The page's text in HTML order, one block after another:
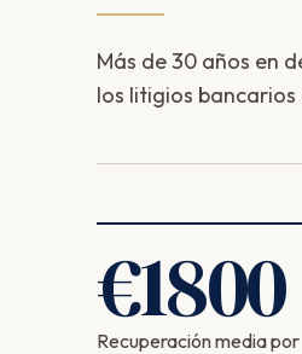
Más de 30 años en
los litigios
€1800
Recuperación media por